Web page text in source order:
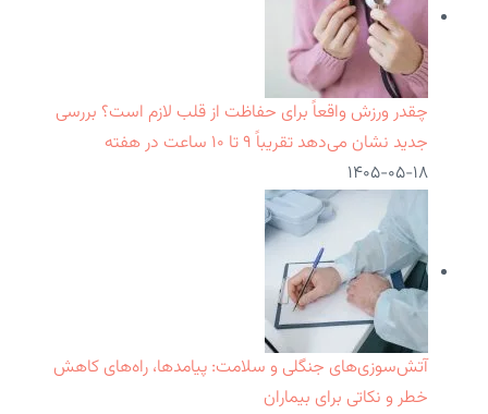
چقدر ورزش واقعاً برای حفاظت از قلب لازم است؟ بررسی
جدید نشان می‌دهد تقریباً ۹ تا ۱۰ ساعت در هفته
۱۴۰۵-۰۵-۱۸
آتش‌سوزی‌های جنگلی و سلامت: پیامدها، راه‌های کاهش
خطر و نکاتی برای بیماران